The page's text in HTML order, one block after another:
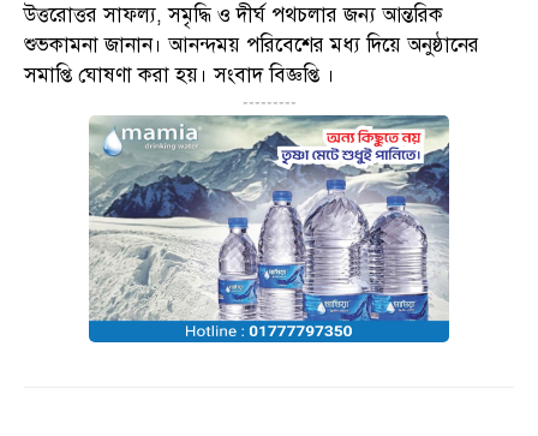
উত্তরোত্তর সাফল্য, সমৃদ্ধি ও দীর্ঘ পথচলার জন্য আন্তরিক
শুভকামনা জানান। আনন্দময় পরিবেশের মধ্য দিয়ে অনুষ্ঠানের
সমাপ্তি ঘোষণা করা হয়। সংবাদ বিজ্ঞপ্তি ।
---------